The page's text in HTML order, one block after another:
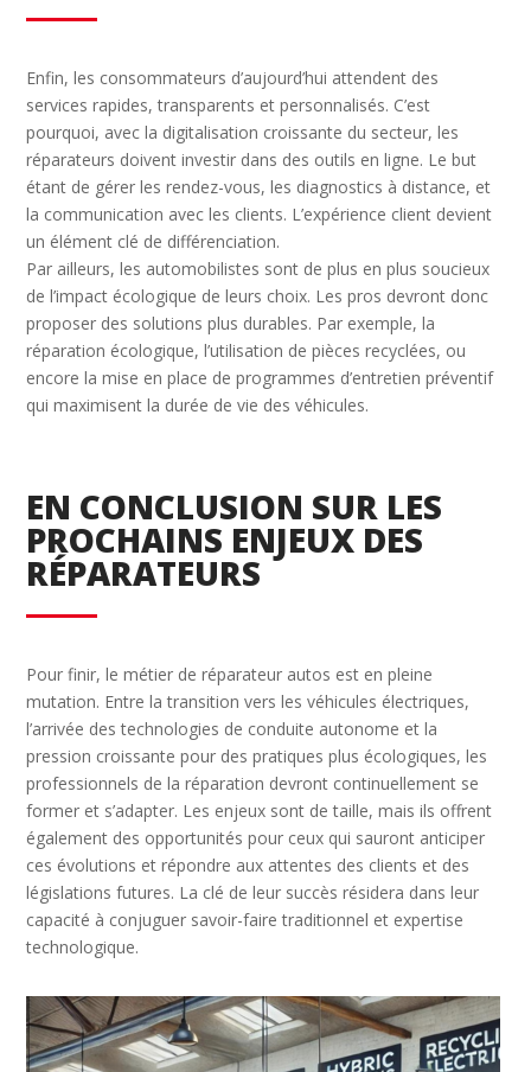
Enfin, les consommateurs d’aujourd’hui attendent des
services rapides, transparents et personnalisés. C’est
pourquoi, avec la digitalisation croissante du secteur, les
réparateurs doivent investir dans des outils en ligne. Le but
étant de gérer les rendez-vous, les diagnostics à distance, et
la communication avec les clients. L’expérience client devient
un élément clé de différenciation.
Par ailleurs, les automobilistes sont de plus en plus soucieux
de l’impact écologique de leurs choix. Les pros devront donc
proposer des solutions plus durables. Par exemple, la
réparation écologique, l’utilisation de pièces recyclées, ou
encore la mise en place de programmes d’entretien préventif
qui maximisent la durée de vie des véhicules.
EN CONCLUSION SUR LES
PROCHAINS ENJEUX DES
RÉPARATEURS
Pour finir, le métier de réparateur autos est en pleine
mutation. Entre la transition vers les véhicules électriques,
l’arrivée des technologies de conduite autonome et la
pression croissante pour des pratiques plus écologiques, les
professionnels de la réparation devront continuellement se
former et s’adapter. Les enjeux sont de taille, mais ils offrent
également des opportunités pour ceux qui sauront anticiper
ces évolutions et répondre aux attentes des clients et des
législations futures. La clé de leur succès résidera dans leur
capacité à conjuguer savoir-faire traditionnel et expertise
technologique.